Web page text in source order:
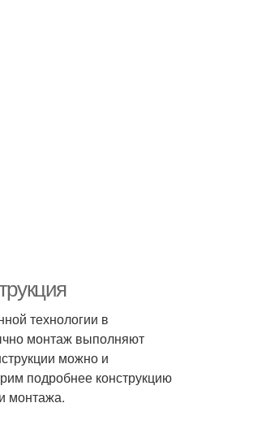
технологии в
монтаж выполняют
можно и
подробнее конструкцию
монтажа.